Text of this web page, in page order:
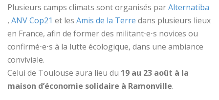
Plusieurs camps climats sont organisés parAlternatiba
, ANV Cop21 et les Amis de la Terre dans plusieurs lieux
en France, afin de former des militant⋅e⋅s novices ou
confirmé⋅e⋅s à la lutte écologique, dans une ambiance
conviviale.
Celui de Toulouse aura lieu du 19 au 23 août à la
maison d’économie solidaire à Ramonville.